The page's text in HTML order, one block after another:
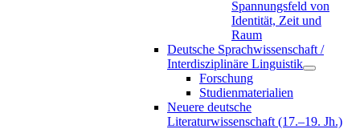
Spannungsfeld von
Identität, Zeit und
Raum
Deutsche Sprachwissenschaft /
Interdisziplinäre Linguistik
Forschung
Studienmaterialien
Neuere deutsche
Literaturwissenschaft (17.–19. Jh.)